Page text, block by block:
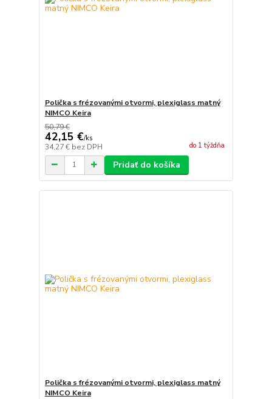
Polička s frézovanými otvormi, plexiglass matný
NIMCO Keira
50,79 €
42,15 €/ks
34,27 € bez DPH do 1 týždňa
Pridať do košíka
Polička s frézovanými otvormi, plexiglass matný
NIMCO Keira